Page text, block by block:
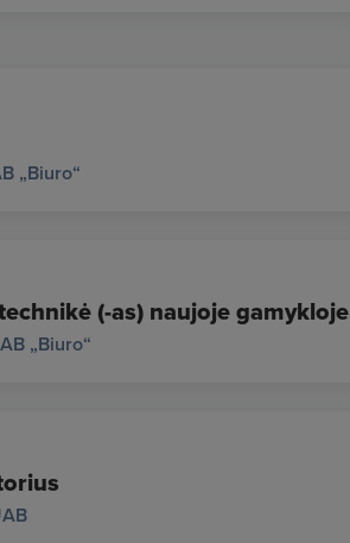
„Biuro“
(-as) naujoje gamykloje
„Biuro“